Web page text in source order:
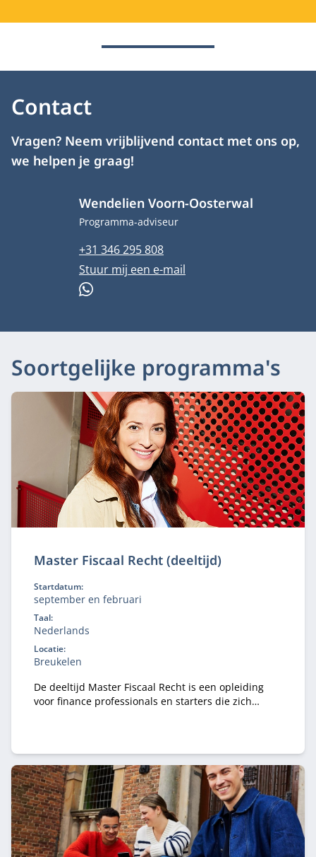
Contact
Vragen? Neem vrijblijvend contact met ons op,
we helpen je graag!
Wendelien Voorn-Oosterwal
Functietitel
Programma-adviseur
Telefoonnummer
+31 346 295 808
E-mailadres
Stuur mij een e-mail
WhatsApp
Soortgelijke programma's
Master Fiscaal Recht (deeltijd)
Startdatum:
september en februari
Taal:
Nederlands
Locatie:
Breukelen
De deeltijd Master Fiscaal Recht is een opleiding
voor finance professionals en starters die zich